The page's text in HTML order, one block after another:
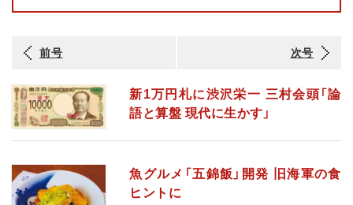
前号 次号
新1万円札に渋沢栄一 三村会頭「論
語と算盤 現代に生かす」
魚グルメ「五錦飯」開発 旧海軍の食
ヒントに